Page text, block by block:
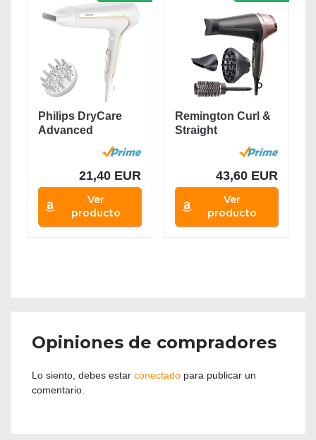
Philips DryCare
Advanced
21,40 EUR
Ver
producto
Remington Curl &
Straight
Secador de...
43,60 EUR
Ver
producto
Opiniones de compradores
Lo siento, debes estar conectado para publicar un
comentario.